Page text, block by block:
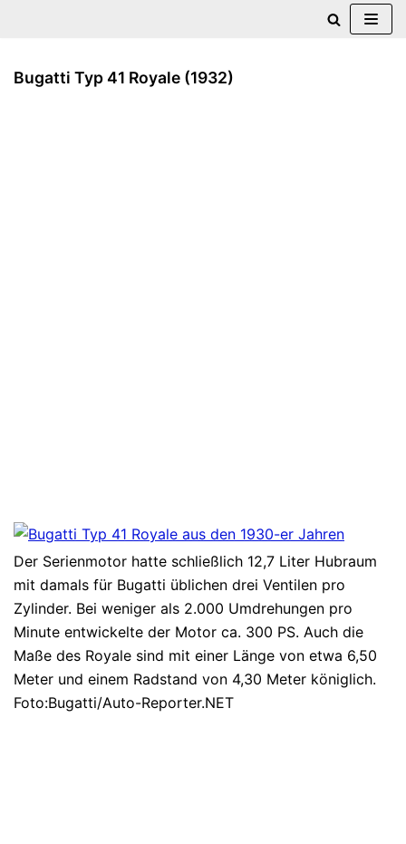
Inhalt
Bugatti Typ 41 Royale (1932)
Der Serienmotor hatte schließlich 12,7 Liter Hubraum
mit damals für Bugatti üblichen drei Ventilen pro
Zylinder. Bei weniger als 2.000 Umdrehungen pro
Minute entwickelte der Motor ca. 300 PS. Auch die
Maße des Royale sind mit einer Länge von etwa 6,50
Meter und einem Radstand von 4,30 Meter königlich.
Foto:Bugatti/Auto-Reporter.NET